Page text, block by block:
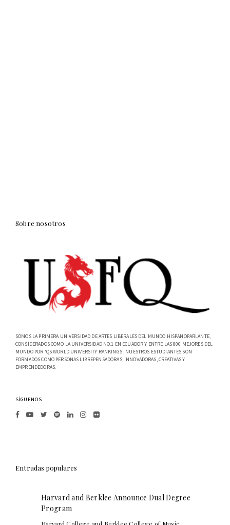
Sobre nosotros
SOMOS LA PRIMERA UNIVERSIDAD DE ARTES LIBERALES DEL MUNDO HISPANOPARLANTE,
CONSIDERADOS COMO LA UNIVERSIDAD NO.1 EN ECUADOR Y ENTRE LAS 800 MEJORES DEL
MUNDO POR 'QS WORLD UNIVERSITY RANKINGS'. NUESTROS ESTUDIANTES SON
FORMADOS COMO PERSONAS LIBREPENSADORAS, INNOVADORAS, CREATIVAS Y
EMPRENDEDORAS.
SÍGUENOS
Entradas populares
Harvard and Berklee Announce Dual Degree
Program